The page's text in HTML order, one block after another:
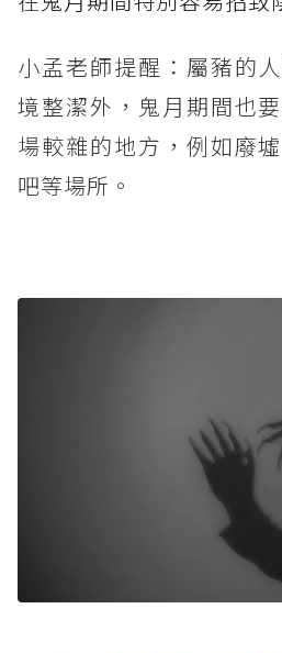
小孟老師提醒：屬豬的
境整潔外，鬼月期間也
場較雜的地方，例如廢
吧等場所。